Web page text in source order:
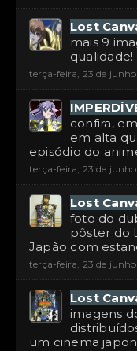
Lost
mais 9
qualidade!
terça-feira, 23 de
confira,
em alta
episódio do
terça-feira, 23 de
Lost
foto do
pôster do
Japão com
terça-feira, 23 de
Lost
imagens
um cinema